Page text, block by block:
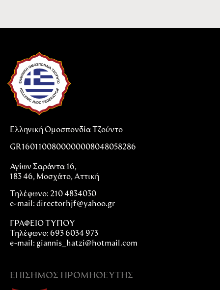
Ελληνική Ομοσπονδία Τζούντο
GR1601100800000008048058286
Αγίων Σαράντα 16,
183 46, Μοσχάτο, Αττική
Τηλέφωνο: 210 4834030
e-mail: directorhjf@yahoo.gr
ΓΡΑΦΕΙΟ ΤΥΠΟΥ
Τηλέφωνο: 693 6034 973
e-mail: giannis_hatzi@hotmail.com
ΕΠΊΣΗΜΟΣ ΠΡΟΜΗΘΕΥΤΉΣ